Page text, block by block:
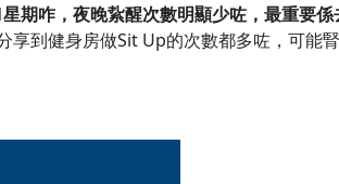
星期咋，夜晚紥醒次數明顯少咗，最重要
享到健身房做Sit Up的次數都多咗，可能